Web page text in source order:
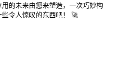
的未来由您来塑造，一次巧妙构
令人惊叹的东西吧！ 🚀